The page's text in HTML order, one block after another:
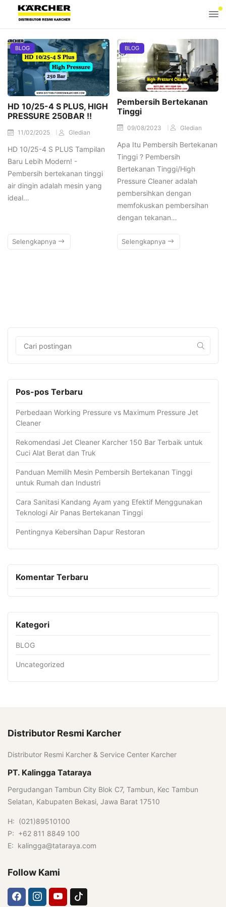
BLOG
HD 10/25-4 S PLUS, HIGH
PRESSURE 250BAR !!
11/02/2025 Gledian
HD 10/25-4 S PLUS Tampilan
Baru Lebih Modern! -
Pembersih bertekanan tinggi
air dingin adalah mesin yang
ideal…
Selengkapnya
BLOG
Pembersih Bertekanan
Tinggi
09/08/2023 Gledian
Apa Itu Pembersih Bertekanan
Tinggi ? Pembersih
Bertekanan Tinggi/High
Pressure Cleaner adalah
pembersihkan dengan
memfokuskan pembersihan
dengan tekanan…
Selengkapnya
Pos-pos Terbaru
Perbedaan Working Pressure vs Maximum Pressure Jet
Cleaner
Rekomendasi Jet Cleaner Karcher 150 Bar Terbaik untuk
Cuci Alat Berat dan Truk
Panduan Memilih Mesin Pembersih Bertekanan Tinggi
untuk Rumah dan Industri
Cara Sanitasi Kandang Ayam yang Efektif Menggunakan
Teknologi Air Panas Bertekanan Tinggi
Pentingnya Kebersihan Dapur Restoran
Komentar Terbaru
Kategori
BLOG
Uncategorized
Distributor Resmi Karcher
Distributor Resmi Karcher & Service Center Karcher
PT. Kalingga Tataraya
Pergudangan Tambun City Blok C7, Tambun, Kec Tambun
Selatan, Kabupaten Bekasi, Jawa Barat 17510
H: (021)89510100
P: +62 811 8849 100
E: kalingga@tataraya.com
Follow Kami